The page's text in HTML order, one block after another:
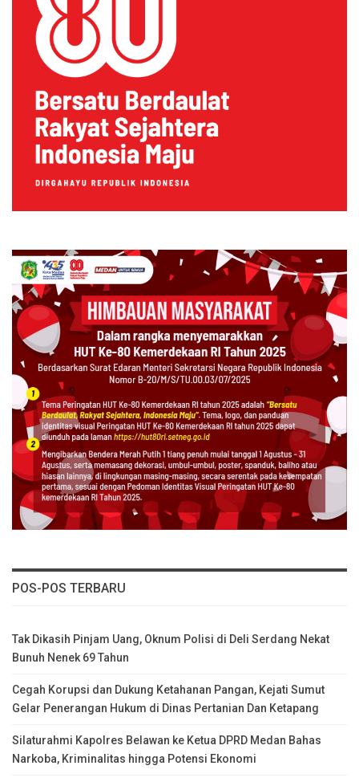
POS-POS TERBARU
Tak Dikasih Pinjam Uang, Oknum Polisi di Deli Serdang Nekat
Bunuh Nenek 69 Tahun
Cegah Korupsi dan Dukung Ketahanan Pangan, Kejati Sumut
Gelar Penerangan Hukum di Dinas Pertanian Dan Ketapang
Silaturahmi Kapolres Belawan ke Ketua DPRD Medan Bahas
Narkoba, Kriminalitas hingga Potensi Ekonomi